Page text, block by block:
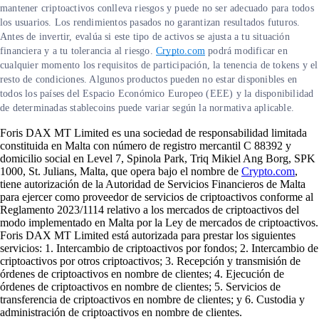
mantener criptoactivos conlleva riesgos y puede no ser adecuado para todos
los usuarios. Los rendimientos pasados no garantizan resultados futuros.
Antes de invertir, evalúa si este tipo de activos se ajusta a tu situación
financiera y a tu tolerancia al riesgo. Crypto.com podrá modificar en
cualquier momento los requisitos de participación, la tenencia de tokens y el
resto de condiciones. Algunos productos pueden no estar disponibles en
todos los países del Espacio Económico Europeo (EEE) y la disponibilidad
de determinadas stablecoins puede variar según la normativa aplicable.
Foris DAX MT Limited es una sociedad de responsabilidad limitada
constituida en Malta con número de registro mercantil C 88392 y
domicilio social en Level 7, Spinola Park, Triq Mikiel Ang Borg, SPK
1000, St. Julians, Malta, que opera bajo el nombre de Crypto.com,
tiene autorización de la Autoridad de Servicios Financieros de Malta
para ejercer como proveedor de servicios de criptoactivos conforme al
Reglamento 2023/1114 relativo a los mercados de criptoactivos del
modo implementado en Malta por la Ley de mercados de criptoactivos.
Foris DAX MT Limited está autorizada para prestar los siguientes
servicios: 1. Intercambio de criptoactivos por fondos; 2. Intercambio de
criptoactivos por otros criptoactivos; 3. Recepción y transmisión de
órdenes de criptoactivos en nombre de clientes; 4. Ejecución de
órdenes de criptoactivos en nombre de clientes; 5. Servicios de
transferencia de criptoactivos en nombre de clientes; y 6. Custodia y
administración de criptoactivos en nombre de clientes.